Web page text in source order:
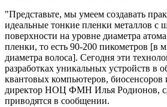
"Представьте, мы умеем создавать
идеальные тонкие пленки металлов с
поверхности на уровне диаметра
пленки, то есть 90-200 пикометров [в
диаметра волоса]. Сегодня эти
разработках уникальных устройств в
квантовых компьютеров, биосенсоров
директор НОЦ ФМН Илья Родионов,
приводятся в сообщении.